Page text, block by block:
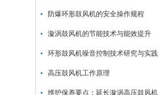
防爆环形鼓风机的安全操作规程
漩涡鼓风机的节能技术与能效提升
环形鼓风机噪音控制技术研究与实践
高压鼓风机工作原理